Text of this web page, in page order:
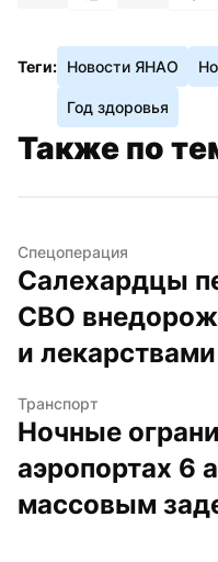
Теги: Новости ЯНАО
Год здоровья
Также по
Спецоперация
Салехардцы
СВО
и лекарствами
Транспорт
Ночные
аэропортах 6
массовым